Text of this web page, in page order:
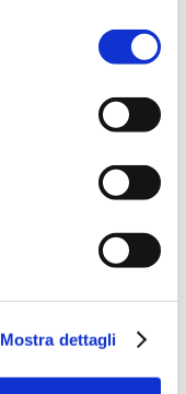
Mostra dettagli